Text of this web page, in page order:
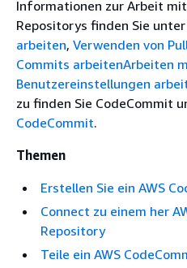
Informationen zur Arbeit
Repositorys finden Sie
arbeiten, Verwenden von
Commits arbeitenArbeiten
Benutzereinstellungen
zu finden Sie CodeCommit
CodeCommit.
Themen
Erstellen Sie ein AWS
Connect zu einem her
Repository
Teile ein AWS